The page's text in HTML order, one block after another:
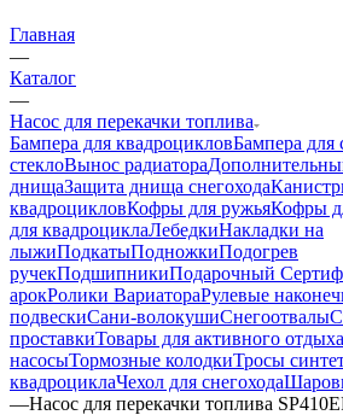
Главная
—
Каталог
—
Насос для перекачки топлива
Бампера для квадроцикловБампера для
стеклоВынос радиатора
днищаЗащита днища снегохода
квадроцикловКофры для ружьяКофры
для квадроциклаЛебедкиНакладки на
лыжиПодкатыПодножкиПодогрев
ручекПодшипникиПодарочный
арокРолики ВариатораРулевые
подвескиСани-волокушиСнегоотвалы
проставкиТовары для активного отдыха
насосыТормозные колодкиТросы
квадроциклаЧехол для снегохода
—Насос для перекачки топлива